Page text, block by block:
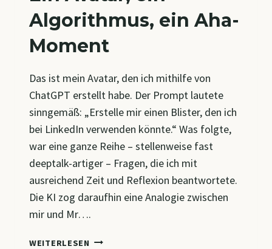
Algorithmus, ein Aha-
Moment
Das ist mein Avatar, den ich mithilfe von
ChatGPT erstellt habe. Der Prompt lautete
sinngemäß: „Erstelle mir einen Blister, den ich
bei LinkedIn verwenden könnte.“ Was folgte,
war eine ganze Reihe – stellenweise fast
deeptalk-artiger – Fragen, die ich mit
ausreichend Zeit und Reflexion beantwortete.
Die KI zog daraufhin eine Analogie zwischen
mir und Mr….
WEITERLESEN EIN